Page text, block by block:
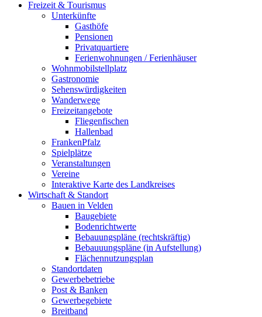
Freizeit & Tourismus
Unterkünfte
Gasthöfe
Pensionen
Privatquartiere
Ferienwohnungen / Ferienhäuser
Wohnmobilstellplatz
Gastronomie
Sehenswürdigkeiten
Wanderwege
Freizeitangebote
Fliegenfischen
Hallenbad
FrankenPfalz
Spielplätze
Veranstaltungen
Vereine
Interaktive Karte des Landkreises
Wirtschaft & Standort
Bauen in Velden
Baugebiete
Bodenrichtwerte
Bebauungspläne (rechtskräftig)
Bebauuungspläne (in Aufstellung)
Flächennutzungsplan
Standortdaten
Gewerbebetriebe
Post & Banken
Gewerbegebiete
Breitband